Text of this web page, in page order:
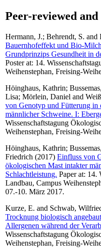
Peer-reviewed and
Hermann, J.; Behrendt, S. and
Bauernhofeffekt und Bio-
Grundprinzips Gesundheit in
Poster at: 14.
Weihenstephan, Freising-
Höinghaus, Kathrin;
Lisa; Mörlein, Daniel and
von Genotyp und Fütterung in
männlicher Schweine. I:
Wissenschaftstagung
Weihenstephan, Freising-
Höinghaus, Kathrin;
Friedrich (2017) Einfluss von
ökologischen Mast intakter
Schlachtleistung. Paper at: 14.
Landbau, Campus
07.-10. März 2017.
Kurze, E. and Schwab,
Trocknung biologisch
Allergenen während der
Wissenschaftstagung
Weihenstephan, Freising-